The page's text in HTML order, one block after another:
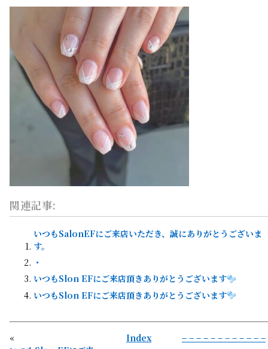
関連記事:
いつもSalonEFにご来店いただき、誠にありがとうございま
す。
・
いつもSlon EFにご来店頂きありがとうございます
いつもSlon EFにご来店頂きありがとうございます
«
Index
– – – – – – – – – – – –